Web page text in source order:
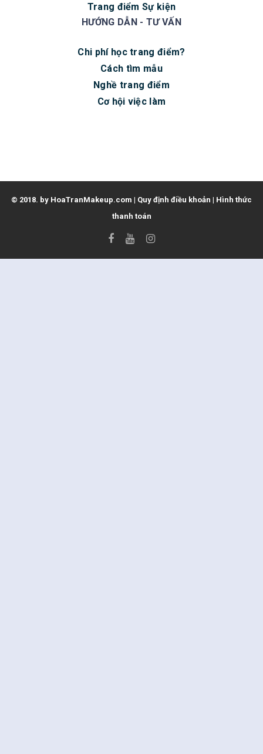
Trang điểm Sự kiện
HƯỚNG DẪN - TƯ VẤN
Chi phí học trang điểm?
Cách tìm mẫu
Nghề trang điểm
Cơ hội việc làm
© 2018. by HoaTranMakeup.com | Quy định điều khoản | Hình thức
thanh toán